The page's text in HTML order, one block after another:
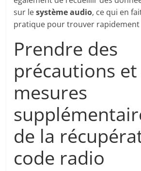
sur lesystème audio, ce qui en
pratique pour trouver rapidement
Prendre des
précautions et
mesures
de la
code radio